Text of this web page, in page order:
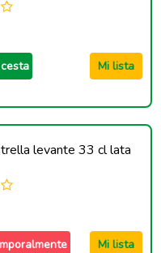
Mi lista
levante 33 cl lata
Mi lista